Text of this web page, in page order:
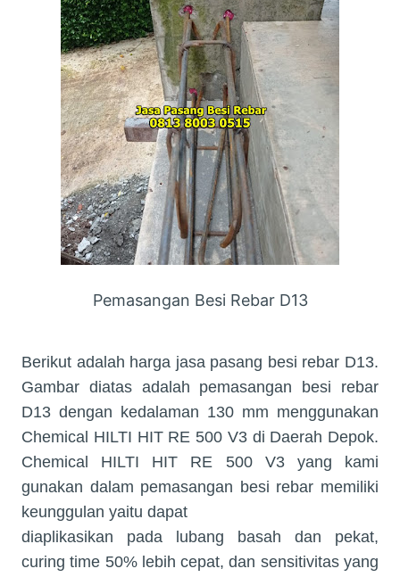
Pemasangan Besi Rebar D13
Berikut adalah harga jasa pasang besi rebar D13.
Gambar diatas adalah pemasangan besi rebar
D13 dengan kedalaman 130 mm menggunakan
Chemical HILTI HIT RE 500 V3 di Daerah Depok.
Chemical HILTI HIT RE 500 V3 yang kami
gunakan dalam pemasangan besi rebar memiliki
keunggulan yaitu dapat
diaplikasikan pada lubang basah dan pekat,
curing time 50% lebih cepat, dan sensitivitas yang